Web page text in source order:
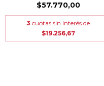
$57.770,00
3 cuotas sin interés de
$19.256,67